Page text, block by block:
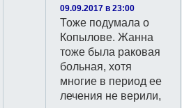
09.09.2017 в 23:00
Тоже подумала о
Копылове. Жанна
тоже была раковая
больная, хотя
многие в период ее
лечения не верили,